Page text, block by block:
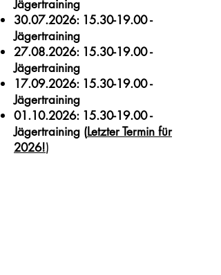
Jägertraining
30.07.2026: 15.30-19.00-
Jägertraining
27.08.2026: 15.30-19.00-
Jägertraining
17.09.2026: 15.30-19.00-
Jägertraining
01.10.2026: 15.30-19.00-
Jägertraining (Letzter Termin für
2026!)